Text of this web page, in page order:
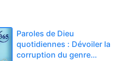
Paroles de Dieu
quotidiennes : Dévoiler la
corruption du genre